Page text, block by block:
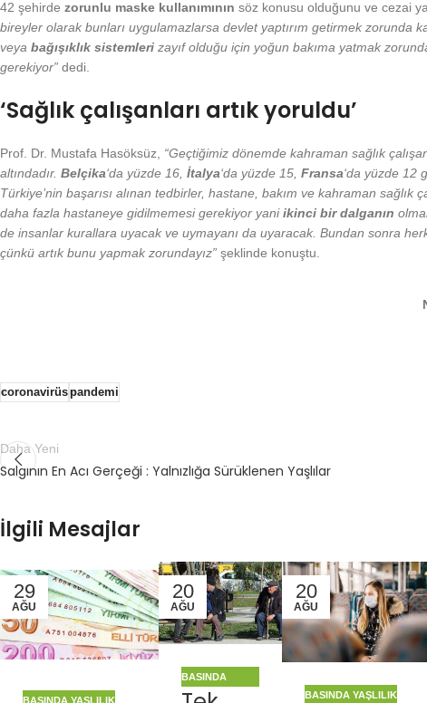
42 şehirde zorunlu maske kullanımının söz konusu olduğunu ve cezai
bireyler olarak bunları uygulamazlarsa devlet yaptırım getirmek zorunda
veya bağışıklık sistemleri zayıf olduğu için yoğun bakıma yatmak
gerekiyor” dedi.
‘Sağlık çalışanları artık yoruldu’
Prof. Dr. Mustafa Hasöksüz,
“Geçtiğimiz dönemde kahraman sağlık
altındadır. Belçika‘da yüzde 16, İtalya‘da yüzde 15, Fransa‘da yüzde 12
Türkiye’nin başarısı alınan tedbirler, hastane, bakım ve kahraman sağlık
daha fazla hastaneye gidilmemesi gerekiyor yaniikinci bir dalganın
de insanlar kurallara uyacak ve uymayanı da uyaracak. Bundan sonra
çünkü artık bunu yapmak zorundayız” şeklinde konuştu.
coronavirüspandemi
Daha Yeni
Salgının En Acı Gerçeği : Yalnızlığa Sürüklenen Yaşlılar
İlgili Mesajlar
29
AĞU
BASINDA YAŞLILIK
20
AĞU
BASINDA
YAŞLILIK
20
AĞU
BASINDA YAŞLILIK